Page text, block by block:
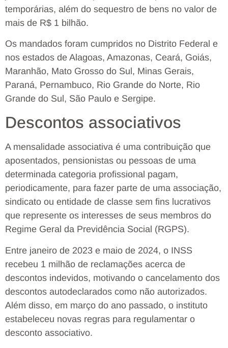
temporárias, além do sequestro de bens no valor de
mais de R$ 1 bilhão.
Os mandados foram cumpridos no Distrito Federal e
nos estados de Alagoas, Amazonas, Ceará, Goiás,
Maranhão, Mato Grosso do Sul, Minas Gerais,
Paraná, Pernambuco, Rio Grande do Norte, Rio
Grande do Sul, São Paulo e Sergipe.
Descontos associativos
A mensalidade associativa é uma contribuição que
aposentados, pensionistas ou pessoas de uma
determinada categoria profissional pagam,
periodicamente, para fazer parte de uma associação,
sindicato ou entidade de classe sem fins lucrativos
que represente os interesses de seus membros do
Regime Geral da Previdência Social (RGPS).
Entre janeiro de 2023 e maio de 2024, o INSS
recebeu 1 milhão de reclamações acerca de
descontos indevidos, motivando o cancelamento dos
descontos autodeclarados como não autorizados.
Além disso, em março do ano passado, o instituto
estabeleceu novas regras para regulamentar o
desconto associativo.